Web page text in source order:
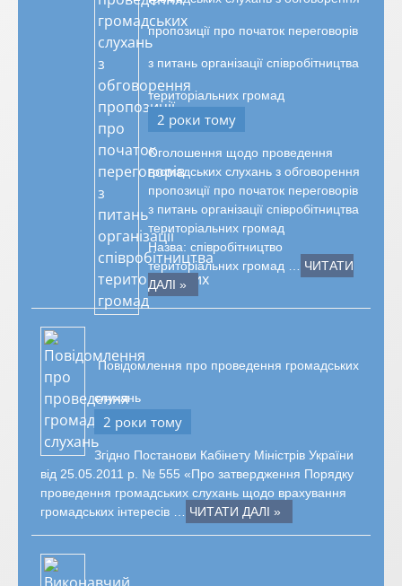
пропозиції про початок переговорів
з питань організації співробітництва
територіальних громад
2 роки тому
Оголошення щодо проведення
громадських слухань з обговорення
пропозиції про початок переговорів
з питань організації співробітництва
територіальних громад
Назва: співробітництво
територіальних громад …
ЧИТАТИ
ДАЛІ »
Повідомлення про проведення громадських
слухань
2 роки тому
Згідно Постанови Кабінету Міністрів України
від 25.05.2011 р. № 555 «Про затвердження Порядку
проведення громадських слухань щодо врахування
громадських інтересів …
ЧИТАТИ ДАЛІ »